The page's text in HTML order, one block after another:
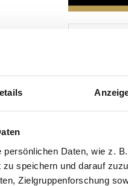
persönlichen Daten, wie z.
speichern und darauf
Zielgruppenforschung
und
dass
der